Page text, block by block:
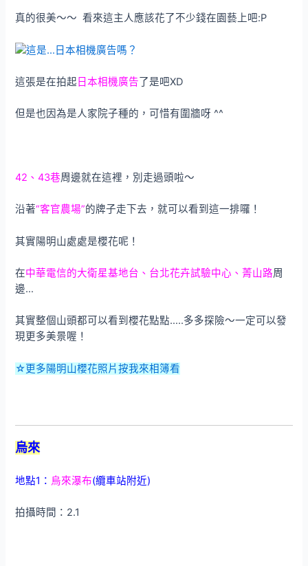
真的很美～～ 看來這主人應該花了不少錢在園藝上吧:P
這張是在拍起 日本相機廣告了是吧XD
但是也因為是人家院子種的，可惜有圍牆呀 ^^
42、43巷周邊就在這裡，別走過頭啦～
沿著“客官農場”的牌子走下去，就可以看到這一排囉！
其實陽明山處處是櫻花呢！
在中華電信的大衛星基地台、台北花卉試驗中心、菁山路周
邊…
其實整個山頭都可以看到櫻花點點…..多多探險～一定可以發
現更多美景喔！
☆更多陽明山櫻花照片按我來相簿看
烏來
地點1： 烏來瀑布(纜車站附近)
拍攝時間：2.1